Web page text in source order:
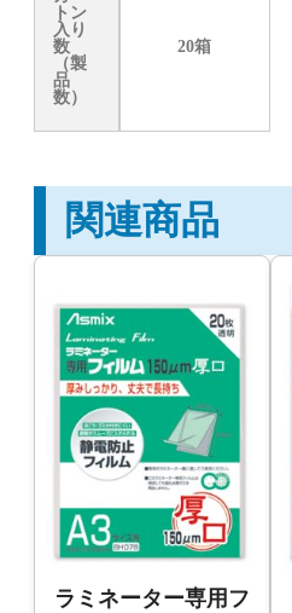
トン
入り
数
（製
品
数）
20箱
関連商品
ラミネーター専用フ